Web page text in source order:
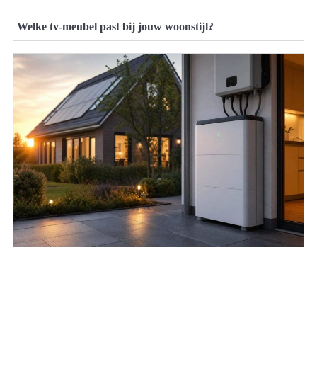
Welke tv-meubel past bij jouw woonstijl?